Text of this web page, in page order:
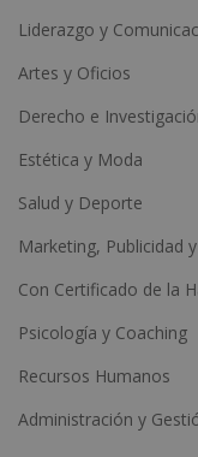
Liderazgo y
Artes y Oficios
Derecho e
Estética y Moda
Salud y Deporte
Marketing, Publicidad
Con Certificado de la
Psicología y Coaching
Recursos Humanos
Administración y